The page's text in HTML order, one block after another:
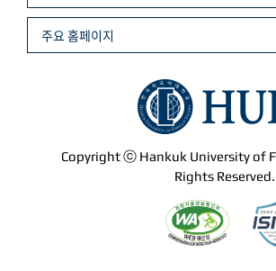
Copyright ⓒ Hankuk University of
Rights Reserved.
주요 홈페이지